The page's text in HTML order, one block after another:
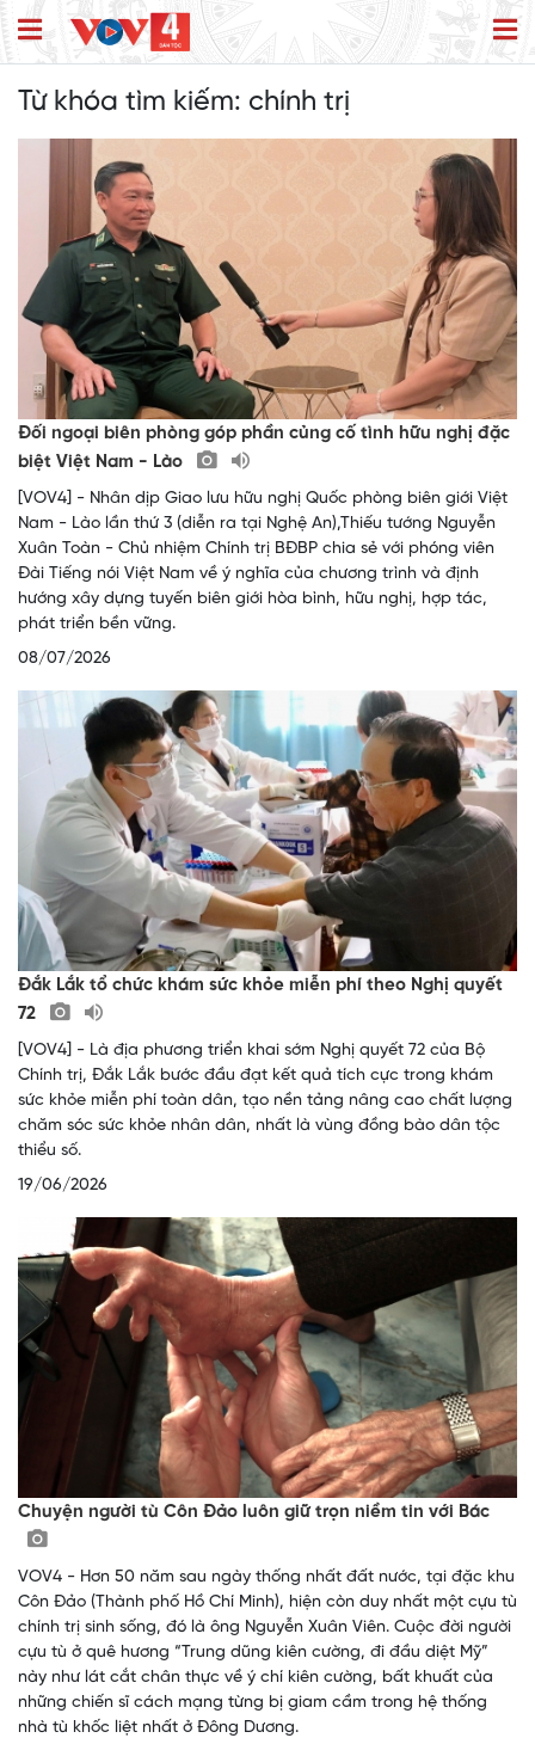
Từ khóa tìm kiếm: chính trị
Đối ngoại biên phòng góp phần củng cố tình hữu nghị đặc
biệt Việt Nam - Lào
[VOV4] - Nhân dịp Giao lưu hữu nghị Quốc phòng biên giới Việt
Nam - Lào lần thứ 3 (diễn ra tại Nghệ An),Thiếu tướng Nguyễn
Xuân Toàn - Chủ nhiệm Chính trị BĐBP chia sẻ với phóng viên
Đài Tiếng nói Việt Nam về ý nghĩa của chương trình và định
hướng xây dựng tuyến biên giới hòa bình, hữu nghị, hợp tác,
phát triển bền vững.
08/07/2026
Đắk Lắk tổ chức khám sức khỏe miễn phí theo Nghị quyết
72
[VOV4] - Là địa phương triển khai sớm Nghị quyết 72 của Bộ
Chính trị, Đắk Lắk bước đầu đạt kết quả tích cực trong khám
sức khỏe miễn phí toàn dân, tạo nền tảng nâng cao chất lượng
chăm sóc sức khỏe nhân dân, nhất là vùng đồng bào dân tộc
thiểu số.
19/06/2026
Chuyện người tù Côn Đảo luôn giữ trọn niềm tin với Bác
VOV4 - Hơn 50 năm sau ngày thống nhất đất nước, tại đặc khu
Côn Đảo (Thành phố Hồ Chí Minh), hiện còn duy nhất một cựu tù
chính trị sinh sống, đó là ông Nguyễn Xuân Viên. Cuộc đời người
cựu tù ở quê hương “Trung dũng kiên cường, đi đầu diệt Mỹ”
này như lát cắt chân thực về ý chí kiên cường, bất khuất của
những chiến sĩ cách mạng từng bị giam cầm trong hệ thống
nhà tù khốc liệt nhất ở Đông Dương.